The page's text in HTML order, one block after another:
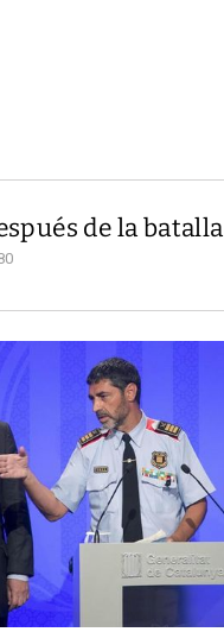
de la batalla